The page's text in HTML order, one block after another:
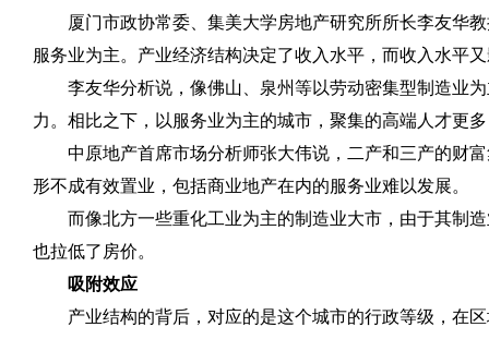
厦门市政协常委、集美大学房地产研究所所长李友华
服务业为主。产业经济结构决定了收入水平，而收入水平
李友华分析说，像佛山、泉州等以劳动密集型制造业
力。相比之下，以服务业为主的城市，聚集的高端人才更
中原地产首席市场分析师张大伟说，二产和三产的财
形不成有效置业，包括商业地产在内的服务业难以发展。
而像北方一些重化工业为主的制造业大市，由于其制
也拉低了房价。
吸附效应
产业结构的背后，对应的是这个城市的行政等级，在